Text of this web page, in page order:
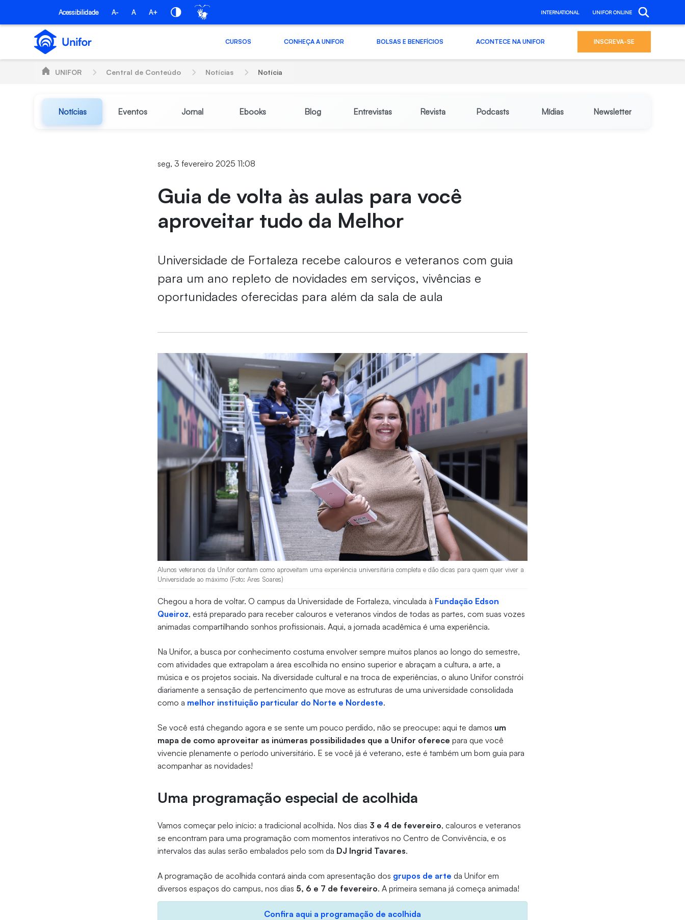
Pular para o Conteúdo principal
Acessibilidade A- A A+ INTERNATIONAL UNIFOR ONLINE
CURSOS CONHEÇA A UNIFOR BOLSAS E BENEFÍCIOS ACONTECE NA UNIFOR INSCREVA-SE
UNIFOR Central de Conteúdo Notícias Notícia
Notícias Eventos Jornal Ebooks Blog Entrevistas Revista Podcasts Mídias Newsletter
seg, 3 fevereiro 2025 11:08
Guia de volta às aulas para você
aproveitar tudo da Melhor
Universidade de Fortaleza recebe calouros e veteranos com guia
para um ano repleto de novidades em serviços, vivências e
oportunidades oferecidas para além da sala de aula
Alunos veteranos da Unifor contam como aproveitam uma experiência universitária completa e dão dicas para quem quer viver a
Universidade ao máximo (Foto: Ares Soares)
Chegou a hora de voltar. O campus da Universidade de Fortaleza, vinculada à Fundação Edson
Queiroz, está preparado para receber calouros e veteranos vindos de todas as partes, com suas vozes
animadas compartilhando sonhos profissionais. Aqui, a jornada acadêmica é uma experiência.
Na Unifor, a busca por conhecimento costuma envolver sempre muitos planos ao longo do semestre,
com atividades que extrapolam a área escolhida no ensino superior e abraçam a cultura, a arte, a
música e os projetos sociais. Na diversidade cultural e na troca de experiências, o aluno Unifor constrói
diariamente a sensação de pertencimento que move as estruturas de uma universidade consolidada
como a melhor instituição particular do Norte e Nordeste.
Se você está chegando agora e se sente um pouco perdido, não se preocupe: aqui te damos um
mapa de como aproveitar as inúmeras possibilidades que a Unifor oferece para que você
vivencie plenamente o período universitário. E se você já é veterano, este é também um bom guia para
acompanhar as novidades!
Uma programação especial de acolhida
Vamos começar pelo início: a tradicional acolhida. Nos dias 3 e 4 de fevereiro, calouros e veteranos
se encontram para uma programação com momentos interativos no Centro de Convivência, e os
intervalos das aulas serão embalados pelo som da DJ Ingrid Tavares.
A programação de acolhida contará ainda com apresentação dos grupos de arte da Unifor em
diversos espaços do campus, nos dias 5, 6 e 7 de fevereiro. A primeira semana já começa animada!
Confira aqui a programação de acolhida